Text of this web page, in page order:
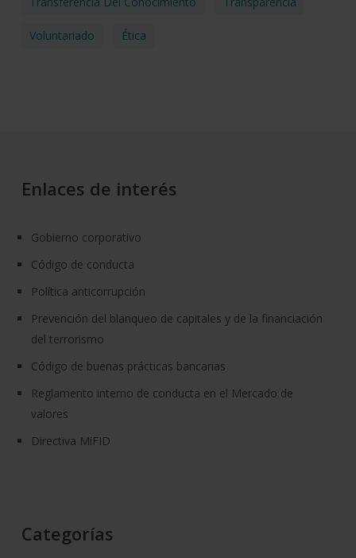
Voluntariado Ética
Enlaces de interés
Gobierno corporativo
Código de conducta
Política anticorrupción
Prevención del blanqueo de capitales y de la financiación
del terrorismo
Código de buenas prácticas bancarias
Reglamento interno de conducta en el Mercado de
valores
Directiva MiFID
Categorías